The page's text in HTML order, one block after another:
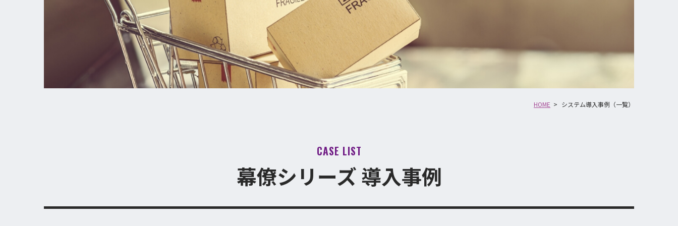
HOME > システム導入事例（一覧）
CASE LIST
幕僚シリーズ 導入事例